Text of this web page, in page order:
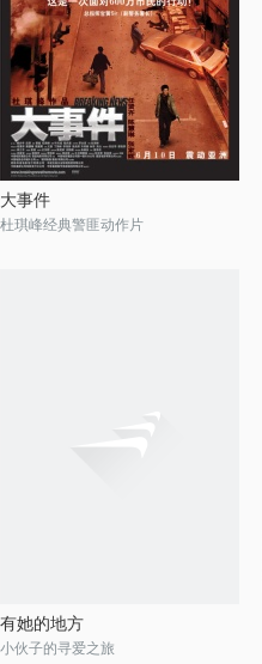
大事件
杜琪峰经典警匪动作片
有她的地方
小伙子的寻爱之旅